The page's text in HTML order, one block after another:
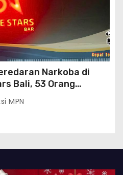
Narkoba di
Bali, 53 Orang
MPN